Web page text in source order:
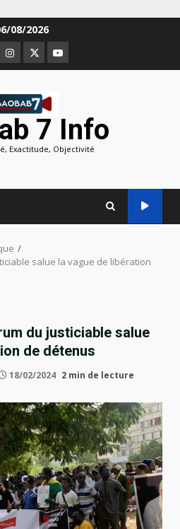
08/2026
Instagram
TwitterYoutube
7 Info
Exactitude, Objectivité
salue la vague de libération
du justiciable salue
de détenus
18/02/2024 2 min de lecture